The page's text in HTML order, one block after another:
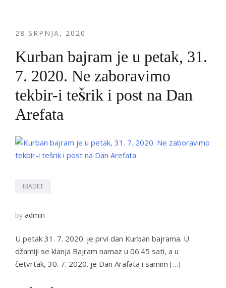
28 SRPNJA, 2020
Kurban bajram je u petak, 31.
7. 2020. Ne zaboravimo
tekbir-i tešrik i post na Dan
Arefata
IBADET
by admin
U petak 31. 7. 2020. je prvi dan Kurban bajrama. U
džamiji se klanja Bajram namaz u 06:45 sati, a u
četvrtak, 30. 7. 2020. je Dan Arafata i samim […]